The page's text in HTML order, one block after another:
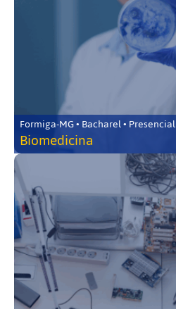
Formiga-MG • Bacharel • Presencial
Biomedicina